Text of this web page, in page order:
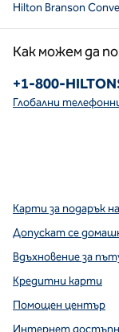
Hilton Branson
Как можем да
Телефон:
+1-800-
Глобални
Карти за подарък
Допускат се
Вдъхновение за
Кредитни карти
Помощен център
Интернет